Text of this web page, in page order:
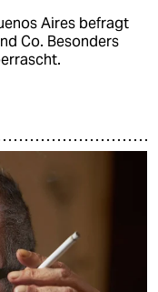
Aires befragt
Co. Besonders